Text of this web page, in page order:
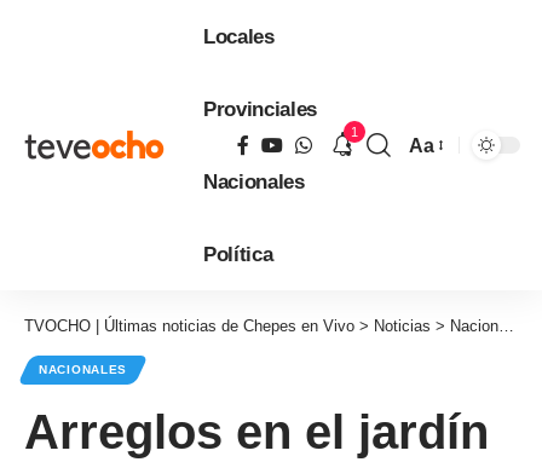
Locales
Provinciales
Nacionales
Política
1
Aa
TVOCHO | Últimas noticias de Chepes en Vivo > Noticias > Nacionales
NACIONALES
Arreglos en el jardín